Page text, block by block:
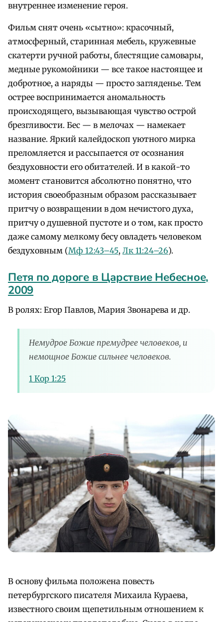
внутреннее изменение героя.
Фильм снят очень «сытно»: красочный,
атмосферный, старинная мебель, кружевные
скатерти ручной работы, блестящие самовары,
медные рукомойники — все такое настоящее и
добротное, а наряды — просто загляденье. Тем
острее воспринимается аномальность
происходящего, вызывающая чувство острой
брезгливости. Бес — в мелочах — намекает
название. Яркий калейдоскоп уютного мирка
преломляется и рассыпается от осознания
бездуховности его обитателей. И в какой-то
момент становится абсолютно понятно, что
история своеобразным образом рассказывает
притчу о возвращении в дом нечистого духа,
притчу о душевной пустоте и о том, как просто
даже самому мелкому бесу овладеть человеком
бездуховным (Мф 12:43–45, Лк 11:24–26).
Петя по дороге в Царствие Небесное,
2009
В ролях: Егор Павлов, Мария Звонарева и др.
Немудрое Божие премудрее человеков, и
немощное Божие сильнее человеков.
1 Кор 1:25
В основу фильма положена повесть
петербургского писателя Михаила Кураева,
известного своим щепетильным отношением к